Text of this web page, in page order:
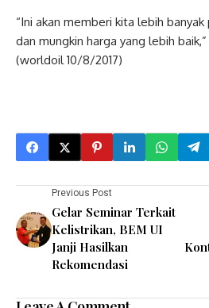
“Ini akan memberi kita lebih
dan mungkin harga yang lebih
(worldoil 10/8/2017)
Previous Post
Gelar Seminar Terkait
Kelistrikan, BEM UI
Janji Hasilkan
Rekomendasi